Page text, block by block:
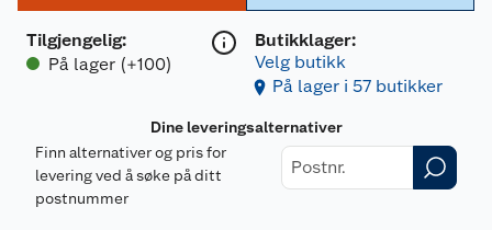
Tilgjengelig:
På lager (+100)
Butikklager:
Velg butikk
På lager i 57 butikker
Dine leveringsalternativer
Finn alternativer og pris for
levering ved å søke på ditt
postnummer